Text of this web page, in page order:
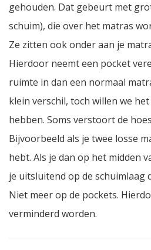
gehouden. Dat gebeurt met
schuim), die over het matras
Ze zitten ook onder aan je
Hierdoor neemt een pocket
ruimte in dan een normaal
klein verschil, toch willen we
hebben. Soms verstoort de
Bijvoorbeeld als je twee losse
hebt. Als je dan op het midden
je uitsluitend op de schuimlaag
Niet meer op de pockets.
verminderd worden.